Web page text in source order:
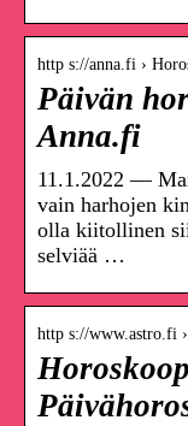
http s://anna.fi ›
Päivän
Anna.fi
11.1.2022 —
vain harhojen
olla kiitollinen
selviää …
http s://www.astro.fi